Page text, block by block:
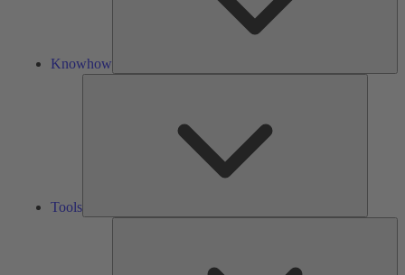
Knowhow
Tools